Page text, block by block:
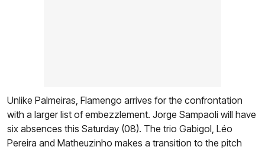
Unlike Palmeiras, Flamengo arrives for the confrontation
with a larger list of embezzlement. Jorge Sampaoli will have
six absences this Saturday (08). The trio Gabigol, Léo
Pereira and Matheuzinho makes a transition to the pitch